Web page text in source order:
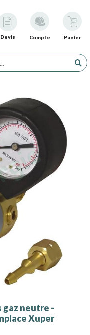
Devis Compte Panier
neutre -
Xuper